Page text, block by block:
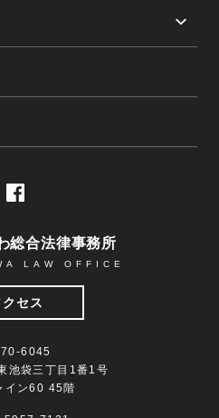
総合法律事務所
LAW OFFICE
セス
6045
池袋三丁目1番1号
イン60 45階